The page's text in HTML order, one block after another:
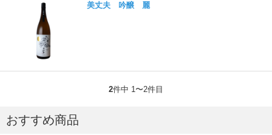
美丈夫 吟醸 麗
2件中 1〜2件目
おすすめ商品